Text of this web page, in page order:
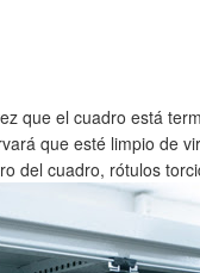
que el cuadro está
que esté limpio de
del cuadro, rótulos